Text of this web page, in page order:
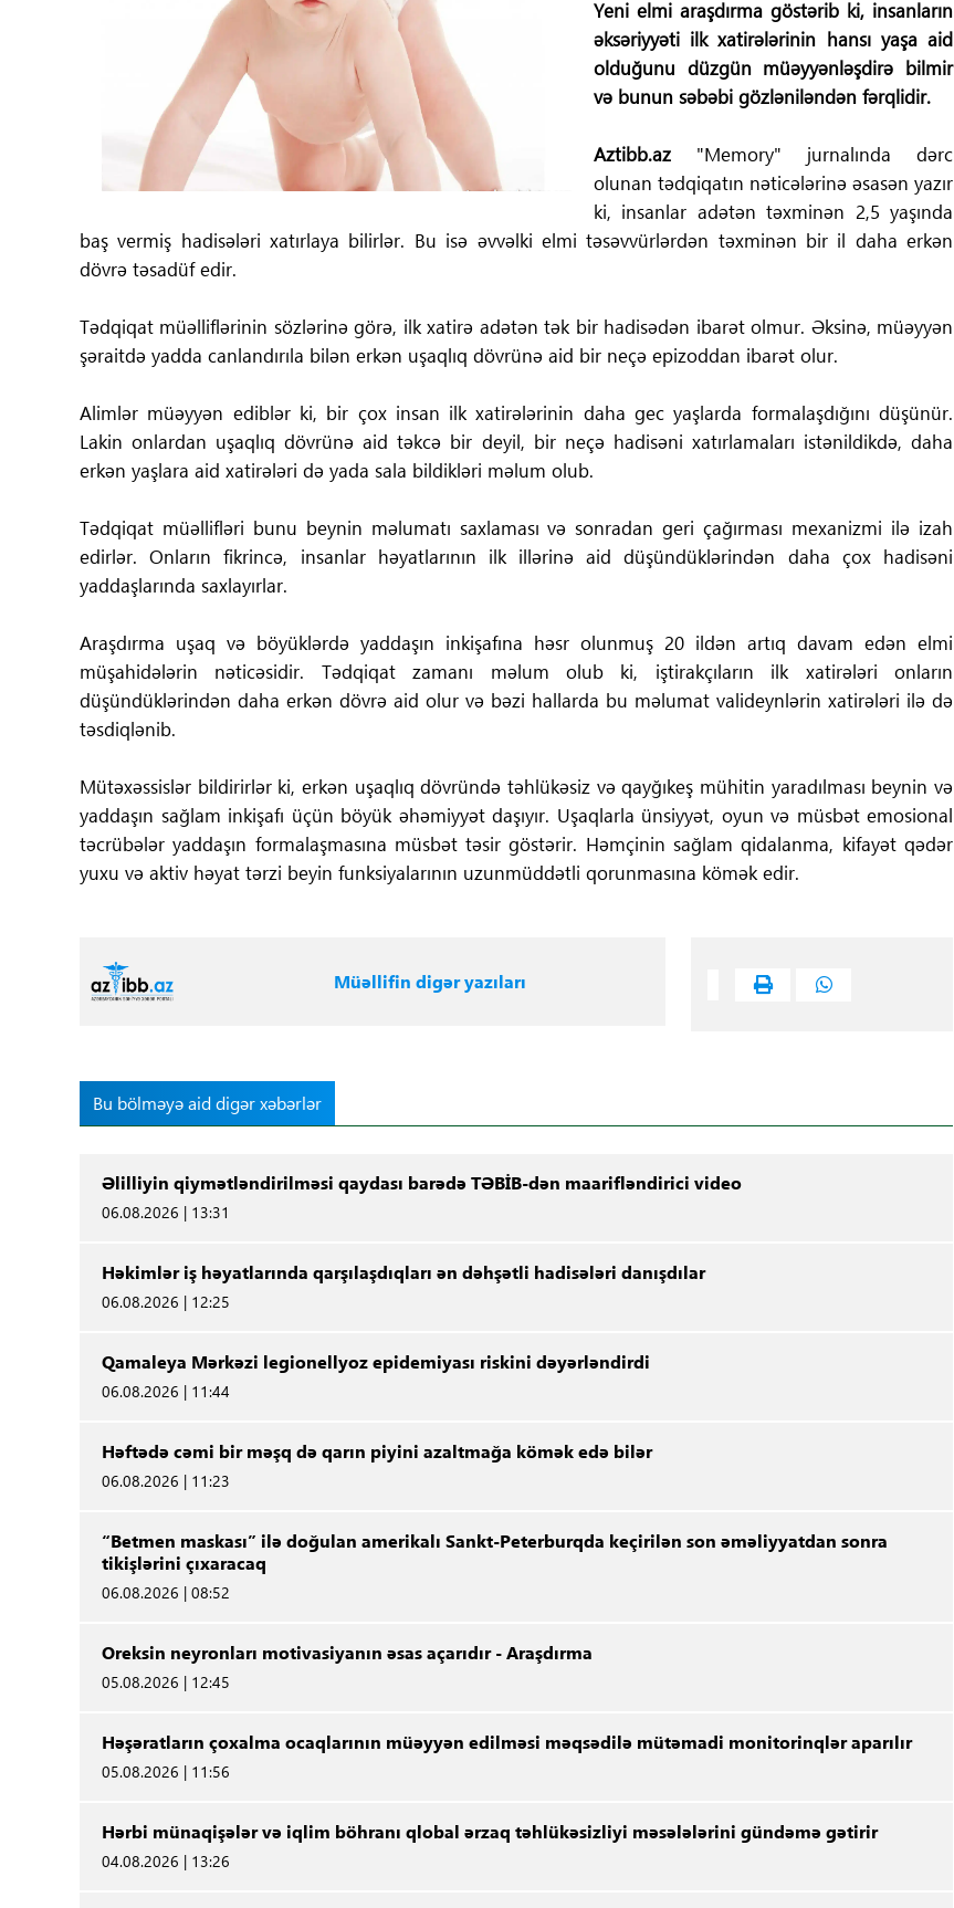
Yeni elmi araşdırma göstərib ki, insanların
əksəriyyəti ilk xatirələrinin hansı yaşa aid
olduğunu düzgün müəyyənləşdirə bilmir
və bunun səbəbi gözləniləndən fərqlidir.
Aztibb.az "Memory" jurnalında dərc
olunan tədqiqatın nəticələrinə əsasən yazır
ki, insanlar adətən təxminən 2,5 yaşında
baş vermiş hadisələri xatırlaya bilirlər. Bu isə əvvəlki elmi təsəvvürlərdən təxminən bir il daha erkən
dövrə təsadüf edir.
Tədqiqat müəlliflərinin sözlərinə görə, ilk xatirə adətən tək bir hadisədən ibarət olmur. Əksinə, müəyyən
şəraitdə yadda canlandırıla bilən erkən uşaqlıq dövrünə aid bir neçə epizoddan ibarət olur.
Alimlər müəyyən ediblər ki, bir çox insan ilk xatirələrinin daha gec yaşlarda formalaşdığını düşünür.
Lakin onlardan uşaqlıq dövrünə aid təkcə bir deyil, bir neçə hadisəni xatırlamaları istənildikdə, daha
erkən yaşlara aid xatirələri də yada sala bildikləri məlum olub.
Tədqiqat müəllifləri bunu beynin məlumatı saxlaması və sonradan geri çağırması mexanizmi ilə izah
edirlər. Onların fikrincə, insanlar həyatlarının ilk illərinə aid düşündüklərindən daha çox hadisəni
yaddaşlarında saxlayırlar.
Araşdırma uşaq və böyüklərdə yaddaşın inkişafına həsr olunmuş 20 ildən artıq davam edən elmi
müşahidələrin nəticəsidir. Tədqiqat zamanı məlum olub ki, iştirakçıların ilk xatirələri onların
düşündüklərindən daha erkən dövrə aid olur və bəzi hallarda bu məlumat valideynlərin xatirələri ilə də
təsdiqlənib.
Mütəxəssislər bildirirlər ki, erkən uşaqlıq dövründə təhlükəsiz və qayğıkeş mühitin yaradılması beynin və
yaddaşın sağlam inkişafı üçün böyük əhəmiyyət daşıyır. Uşaqlarla ünsiyyət, oyun və müsbət emosional
təcrübələr yaddaşın formalaşmasına müsbət təsir göstərir. Həmçinin sağlam qidalanma, kifayət qədər
yuxu və aktiv həyat tərzi beyin funksiyalarının uzunmüddətli qorunmasına kömək edir.
Müəllifin digər yazıları
Bu bölməyə aid digər xəbərlər
Əlilliyin qiymətləndirilməsi qaydası barədə TƏBİB-dən maarifləndirici video
06.08.2026 | 13:31
Həkimlər iş həyatlarında qarşılaşdıqları ən dəhşətli hadisələri danışdılar
06.08.2026 | 12:25
Qamaleya Mərkəzi legionellyoz epidemiyası riskini dəyərləndirdi
06.08.2026 | 11:44
Həftədə cəmi bir məşq də qarın piyini azaltmağa kömək edə bilər
06.08.2026 | 11:23
“Betmen maskası” ilə doğulan amerikalı Sankt-Peterburqda keçirilən son əməliyyatdan sonra
tikişlərini çıxaracaq
06.08.2026 | 08:52
Oreksin neyronları motivasiyanın əsas açarıdır - Araşdırma
05.08.2026 | 12:45
Həşəratların çoxalma ocaqlarının müəyyən edilməsi məqsədilə mütəmadi monitorinqlər aparılır
05.08.2026 | 11:56
Hərbi münaqişələr və iqlim böhranı qlobal ərzaq təhlükəsizliyi məsələlərini gündəmə gətirir
04.08.2026 | 13:26
Tibbi maarifləndirmə
Mühüm hadisələr